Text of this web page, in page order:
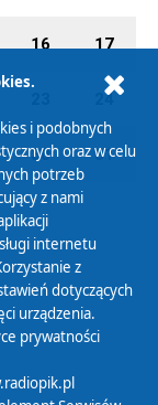
16 17
24
30 31
i podobnych
oraz w celu
potrzeb
z nami
internetu
z
dotyczących
urządzenia.
prywatności